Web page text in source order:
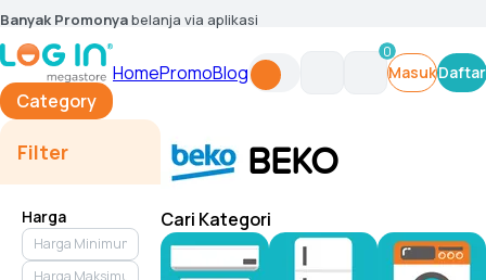
Banyak Promonyabelanja via aplikasi
Category
HomePromoBlog
0
MasukDaftar
Filter
Harga
BEKO
Cari Kategori